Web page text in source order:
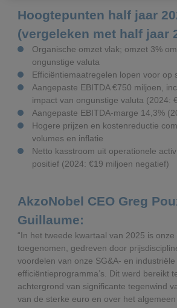
Hoogtepunten half jaar
(vergeleken met half jaar
Organische omzet vlak; omzet 3%
ongunstige valuta
Efficiëntiemaatregelen lopen voor op
Aangepaste EBITDA €750 miljoen,
impact van ongunstige valuta (2024:
Aangepaste EBITDA-marge 14,3%
Hogere prijzen en kostenreductie
volumes en inflatie
Netto kasstroom uit operationele
positief (2024: €19 miljoen negatief)
AkzoNobel CEO Greg
Guillaume:
“In het tweede kwartaal van 2025 is
toegenomen, gedreven door
voordelen van onze SG&A- en industriële
efficiëntieprogramma’s. Dit werd bereikt
achtergrond van significante tegenwind
van de sterke euro en over het algemeen